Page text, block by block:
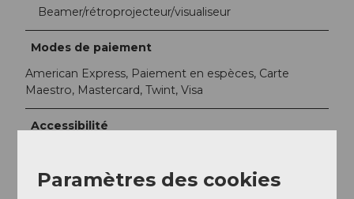
Beamer/rétroprojecteur/visualiseur
Modes de paiement
American Express, Paiement en espèces, Carte
Maestro, Mastercard, Twint, Visa
Accessibilité
Adapté aux personnes en fauteuil roulant.
Paramètres des cookies